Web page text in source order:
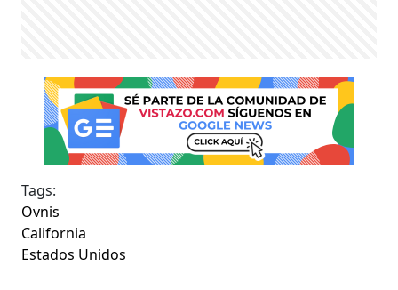
Tags:
Ovnis
California
Estados Unidos